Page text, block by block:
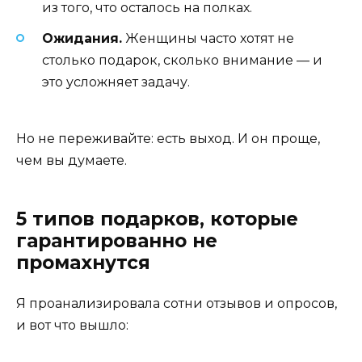
из того, что осталось на полках.
Ожидания. Женщины часто хотят не
столько подарок, сколько внимание — и
это усложняет задачу.
Но не переживайте: есть выход. И он проще,
чем вы думаете.
5 типов подарков, которые
гарантированно не
промахнутся
Я проанализировала сотни отзывов и опросов,
и вот что вышло: